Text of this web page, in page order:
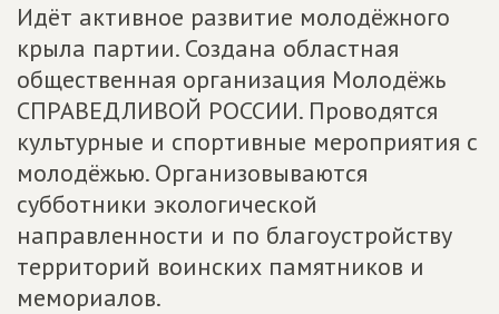
Идёт активное развитие молодёжного
крыла партии. Создана областная
общественная организация Молодёжь
СПРАВЕДЛИВОЙ РОССИИ. Проводятся
культурные и спортивные мероприятия с
молодёжью. Организовываются
субботники экологической
направленности и по благоустройству
территорий воинских памятников и
мемориалов.